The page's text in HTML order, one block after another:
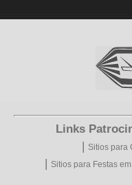
Links
| Sitios para
| Sitios para Festas em